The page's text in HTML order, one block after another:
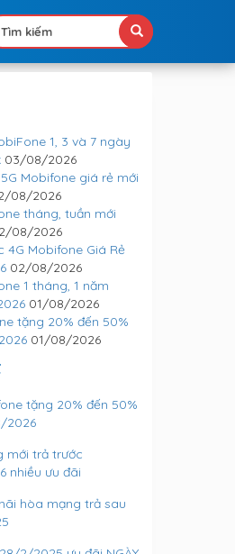
1, 3 và 7 ngày
03/08/2026
Mobifone giá rẻ mới
08/2026
tháng, tuần mới
08/2026
Mobifone Giá Rẻ
02/08/2026
1 tháng, 1 năm
01/08/2026
tặng 20% đến 50%
01/08/2026
tặng 20% đến 50%
2026
mới trả trước
nhiều ưu đãi
hòa mạng trả sau